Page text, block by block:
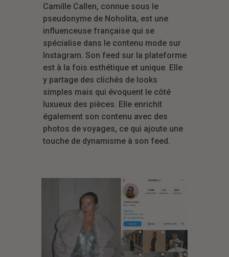
Camille Callen, connue sous le
pseudonyme de Noholita, est une
influenceuse française qui se
spécialise dans le contenu mode sur
Instagram. Son feed sur la plateforme
est à la fois esthétique et unique. Elle
y partage des clichés de looks
simples mais qui évoquent le côté
luxueux des pièces. Elle enrichit
également son contenu avec des
photos de voyages, ce qui ajoute une
touche de dynamisme à son feed.